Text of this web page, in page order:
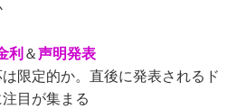
利 ＆声明発表
限定的か。直後に発表されるド
目が集まる